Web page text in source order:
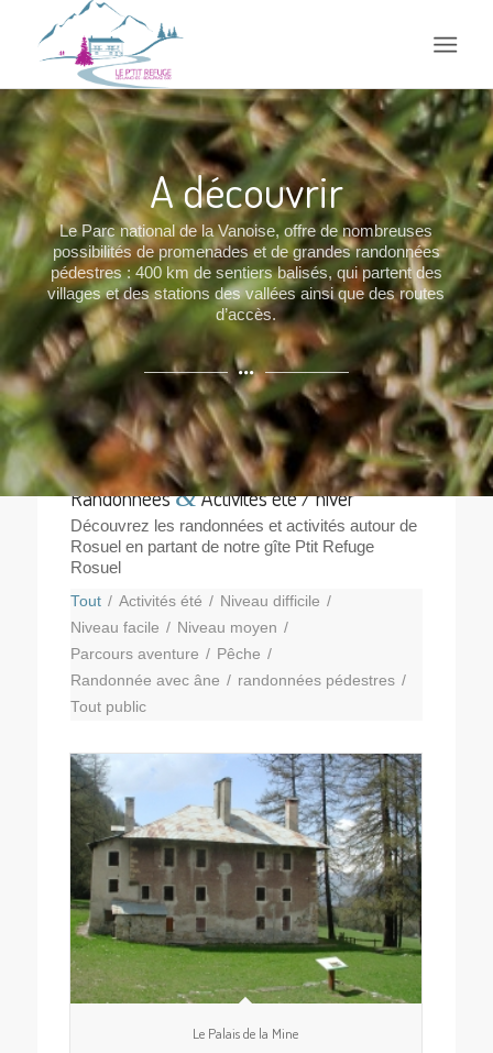
A découvrir
Le Parc national de la Vanoise, offre de nombreuses
possibilités de promenades et de grandes randonnées
pédestres : 400 km de sentiers balisés, qui partent des
villages et des stations des vallées ainsi que des routes
d’accès.
Randonnées&Activités été / hiver
Découvrez les randonnées et activités autour de
Rosuel en partant de notre gîte Ptit Refuge
Rosuel
Tout / Activités été / Niveau difficile /
Niveau facile / Niveau moyen /
Parcours aventure / Pêche /
Randonnée avec âne / randonnées pédestres /
Tout public
Le Palais de la Mine